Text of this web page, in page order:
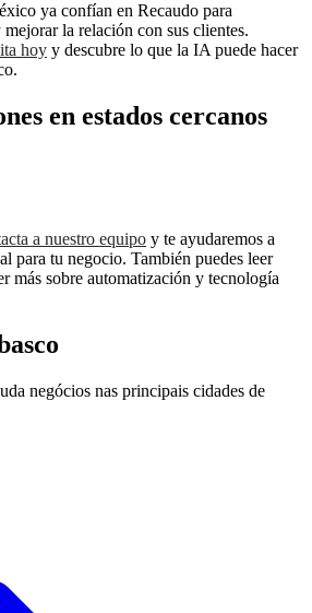
ya confían en Recaudo para
la relación con sus clientes.
hoy y descubre lo que la IA puede hacer
en estados cercanos
a nuestro equipo y te ayudaremos a
para tu negocio. También puedes leer
más sobre automatización y tecnología
negócios nas principais cidades de